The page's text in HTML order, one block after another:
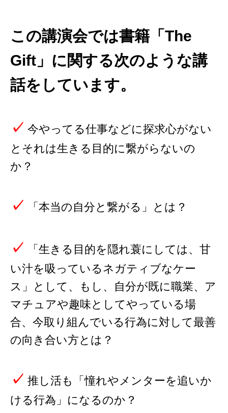
この講演会では書籍「The
Gift」に関する次のような講
話をしています。
✓ 今やってる仕事などに探求心がない
とそれは生きる目的に繋がらないの
か？
✓ 「本当の自分と繋がる」とは？
✓ 「生きる目的を隠れ蓑にしては、甘
い汁を吸っているネガティブなケー
ス」として、もし、自分が既に職業、ア
マチュアや趣味としてやっている場
合、今取り組んでいる行為に対して最善
の向き合い方とは？
✓ 推し活も「憧れやメンターを追いか
ける行為」になるのか？